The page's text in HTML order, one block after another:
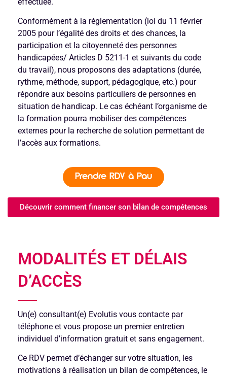
Conformément à la réglementation (loi du 11 février
2005 pour l’égalité des droits et des chances, la
participation et la citoyenneté des personnes
handicapées/ Articles D 5211-1 et suivants du code
du travail), nous proposons des adaptations (durée,
rythme, méthode, support, pédagogique, etc.) pour
répondre aux besoins particuliers de personnes en
situation de handicap. Le cas échéant l’organisme de
la formation pourra mobiliser des compétences
externes pour la recherche de solution permettant de
l’accès aux formations.
Prendre RDV à Pau
Découvrir comment financer son bilan de compétences
MODALITÉS ET DÉLAIS
D’ACCÈS
Un(e) consultant(e) Evolutis vous contacte par
téléphone et vous propose un premier entretien
individuel d’information gratuit et sans engagement.
Ce RDV permet d’échanger sur votre situation, les
motivations à réalisation un bilan de compétences, le